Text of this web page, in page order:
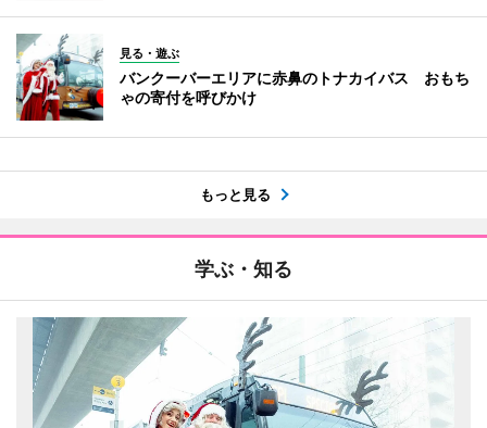
見る・遊ぶ
バンクーバーエリアに赤鼻のトナカイバス おもち
ゃの寄付を呼びかけ
もっと見る
学ぶ・知る